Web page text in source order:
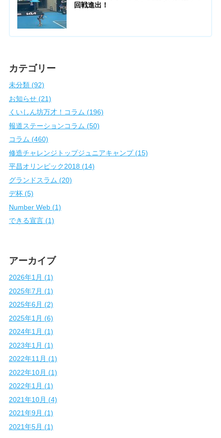
回戦進出！
カテゴリー
未分類 (92)
お知らせ (21)
くいしん坊万才！コラム (196)
報道ステーションコラム (50)
コラム (460)
修造チャレンジトップジュニアキャンプ (15)
平昌オリンピック2018 (14)
グランドスラム (20)
デ杯 (5)
Number Web (1)
できる宣言 (1)
アーカイブ
2026年1月 (1)
2025年7月 (1)
2025年6月 (2)
2025年1月 (6)
2024年1月 (1)
2023年1月 (1)
2022年11月 (1)
2022年10月 (1)
2022年1月 (1)
2021年10月 (4)
2021年9月 (1)
2021年5月 (1)